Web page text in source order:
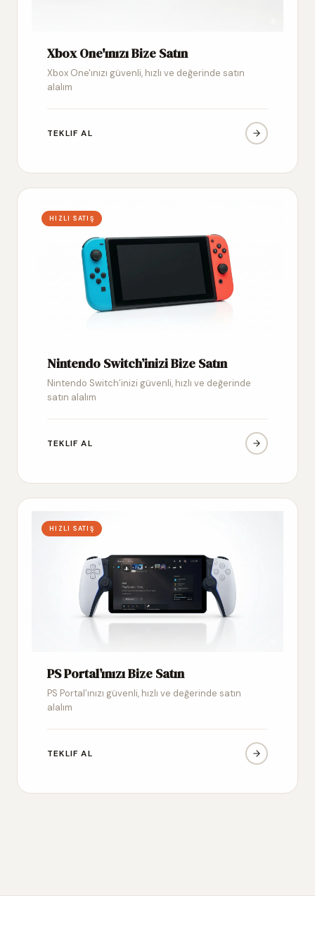
Xbox One'ınızı Bize Satın
Xbox One'ınızı güvenli, hızlı ve değerinde satın
alalım
TEKLIF AL
HIZLI SATIŞ
Nintendo Switch’inizi Bize Satın
Nintendo Switch’inizi güvenli, hızlı ve değerinde
satın alalım
TEKLIF AL
HIZLI SATIŞ
PS Portal’ınızı Bize Satın
PS Portal’ınızı güvenli, hızlı ve değerinde satın
alalım
TEKLIF AL